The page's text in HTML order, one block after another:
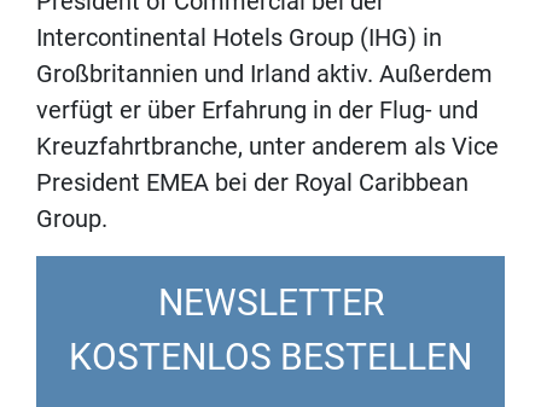
Intercontinental Hotels Group (IHG) in
Großbritannien und Irland aktiv. Außerdem
verfügt er über Erfahrung in der Flug- und
Kreuzfahrtbranche, unter anderem als Vice
President EMEA bei der Royal Caribbean
Group.
NEWSLETTER
KOSTENLOS BESTELLEN